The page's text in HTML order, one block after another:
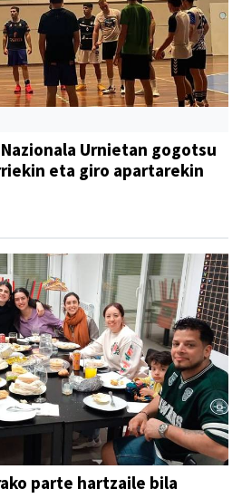
Urnietan gogotsu
eta giro apartarekin
parte hartzaile bila